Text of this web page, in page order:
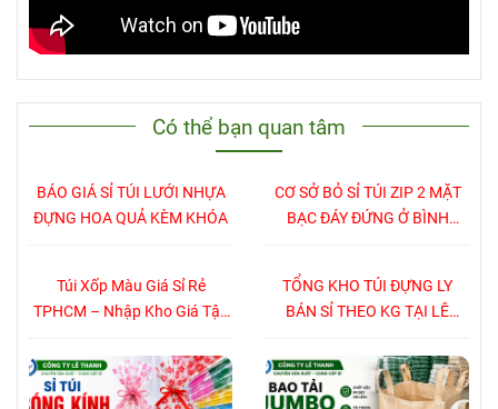
Có thể bạn quan tâm
BÁO GIÁ SỈ TÚI LƯỚI NHỰA
ĐỰNG HOA QUẢ KÈM KHÓA
CƠ SỞ BỎ SỈ TÚI ZIP 2 MẶT
BẠC ĐÁY ĐỨNG Ở BÌNH
Túi Xốp Màu Giá Sỉ Rẻ
TPHCM – Nhập Kho Giá Tận
TỔNG KHO TÚI ĐỰNG LY
BÁN SỈ THEO KG TẠI LÊ